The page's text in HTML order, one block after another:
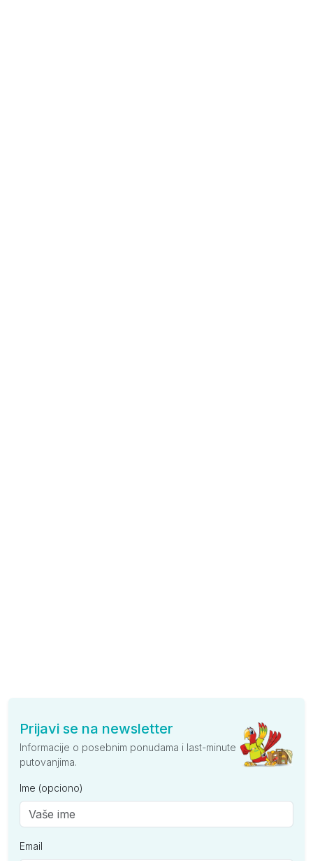
Prijavi se na newsletter
Informacije o posebnim ponudama i last-minute
putovanjima.
Ime (opciono)
Email